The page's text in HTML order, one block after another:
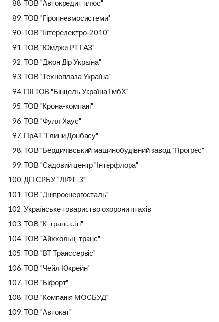
ТОВ "Автокредит плюс"
ТОВ "Гіропневмосистеми"
ТОВ "Інтерелектро-2010"
ТОВ "Юмджи РТ ГАЗ"
ТОВ "Джон Дір Україна"
ТОВ "Техноплаза Україна"
ПІІ ТОВ "Бінцель Україна ГмбХ"
ТОВ "Крона-компані"
ТОВ "Фулл Хаус"
ПрАТ "Глини Донбасу"
ТОВ "Бердичівський машинобудівний завод "Прогрес"
ТОВ "Садовий центр "Інтерфлора"
ДП СРБУ "ЛІФТ-3"
ТОВ "Дніпроенергосталь"
Українське товариство охорони птахів
ТОВ "К-транс сіті"
ТОВ "Айххольц-транс"
ТОВ "ВТ Транссервіс"
ТОВ "Чейл Юкрейн"
ТОВ "Біфорт"
ТОВ "Компанія МОСБУД"
ТОВ "Автокат"